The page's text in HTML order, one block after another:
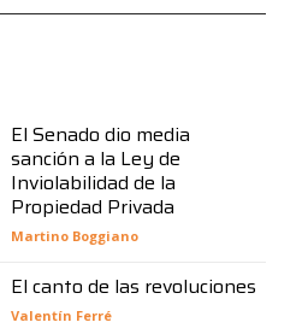
El Senado dio media
sanción a la Ley de
Inviolabilidad de la
Propiedad Privada
Martino Boggiano
El canto de las revoluciones
Valentín Ferré